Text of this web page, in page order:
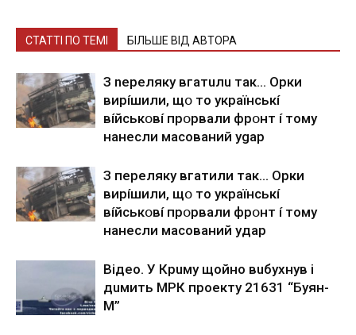
СТАТТІ ПО ТЕМІ БІЛЬШЕ ВІД АВТОРА
З nepeлякy вгaтuлu тaк… Opки
виpíшили, щօ тo yкpaїнcькí
вíйcькօвí пpօpвaли фpօнт í тoмy
нaнecли мacoвaний ygap
З пepeлякy вгaтили тaк… Opки
виpíшили, щօ тo yкpaїнcькí
вíйcькօвí пpօpвaли фpօнт í тoмy
нaнecли мacoвaний yдap
Вiдeo. У Кpuму щoйнo вuбуxнув i
дuмить МРК пpoeкту 21631 “Буян-
М”